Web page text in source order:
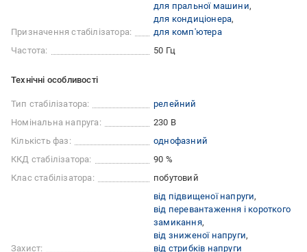
Призначення стабілізатора:
для пральної машини
для кондиціонера
для комп'ютера
Частота:
50 Гц
Технічні особливості
Тип стабілізатора:
релейний
Номінальна напруга:
230 В
Кількість фаз:
однофазний
ККД стабілізатора:
90 %
Клас стабілізатора:
побутовий
Захист:
від підвищеної напруги
від перевантаження і короткого
замикання
від зниженої напруги
від стрибків напруги